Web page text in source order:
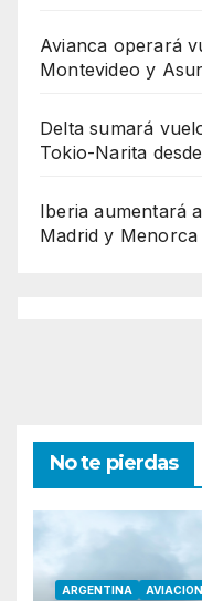
Avianca operará
Montevideo y
Delta sumará
Tokio-Narita
Iberia aumentará
Madrid y
No te pierdas
ARGENTINA AVIACION